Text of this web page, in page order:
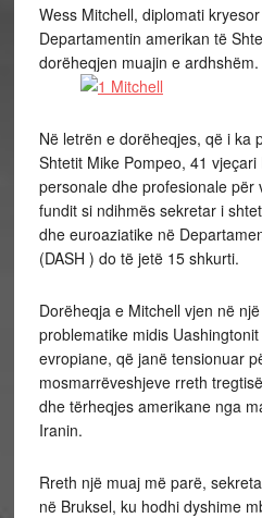
Wess Mitchell, diplomati
Departamentin amerikan të
dorëheqjen muajin e ardhshëm.
Në letrën e dorëheqjes, që i ka
Shtetit Mike Pompeo, 41
personale dhe profesionale për
fundit si ndihmës sekretar i
dhe euroaziatike në
(DASH ) do të jetë 15 shkurti.
Dorëheqja e Mitchell vjen në
problematike midis
evropiane, që janë tensionuar
mosmarrëveshjeve rreth
dhe tërheqjes amerikane nga
Iranin.
Rreth një muaj më parë,
në Bruksel, ku hodhi dyshime